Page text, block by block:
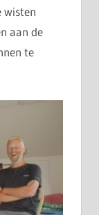
wisten
aan de
te